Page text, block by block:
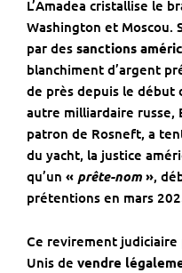
L’Amadea cristallise le
Washington et Moscou.
par des sanctions
blanchiment d’argent
de près depuis le début
autre milliardaire russe,
patron de Rosneft, a
du yacht, la justice
qu’un « prête-nom »,
prétentions en mars
Ce revirement judiciaire
Unis de vendre